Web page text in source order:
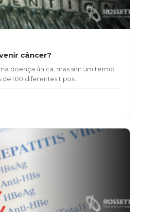
câncer?
doença única, mas sim um termo
100 diferentes tipos...